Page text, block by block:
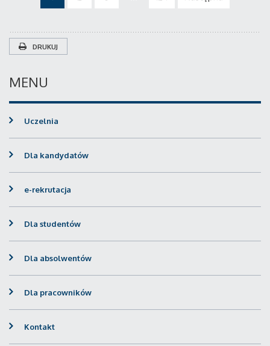
DRUKUJ
MENU
Uczelnia
Dla kandydatów
e-rekrutacja
Dla studentów
Dla absolwentów
Dla pracowników
Kontakt